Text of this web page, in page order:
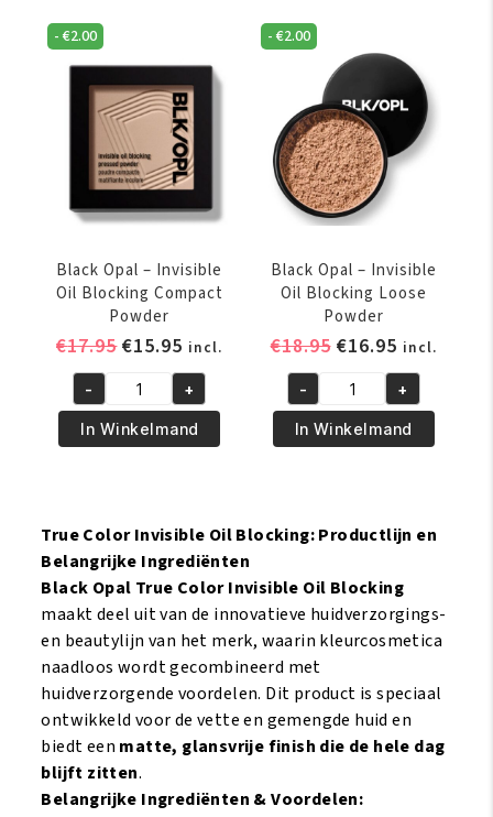
-€2.00
Black Opal – Invisible
Oil Blocking Compact
Powder
€17.95Oorspronkelijke
was:
€17.95.
€15.95 Huidige
prijs
is:
€15.95.
incl.
Black
Opal
-
Blocking
Compact
Powder
aantal
- +
In Winkelmand
-€2.00
Black Opal – Invisible
Oil Blocking Loose
Powder
€18.95 Oorspronkelijke
was:
€18.95.
€16.95Huidige
prijs
is:
€16.95.
incl.
Black
Opal
-
Blocking
Powder
aantal
- +
In Winkelmand
True Color Invisible Oil Blocking: Productlijn en
Belangrijke Ingrediënten
Black Opal True Color Invisible Oil Blocking
maakt deel uit van de innovatieve huidverzorgings-
en beautylijn van het merk, waarin kleurcosmetica
naadloos wordt gecombineerd met
huidverzorgende voordelen. Dit product is speciaal
ontwikkeld voor de vette en gemengde huid en
biedt een matte, glansvrije finish die de hele dag
blijft zitten.
Belangrijke Ingrediënten & Voordelen: